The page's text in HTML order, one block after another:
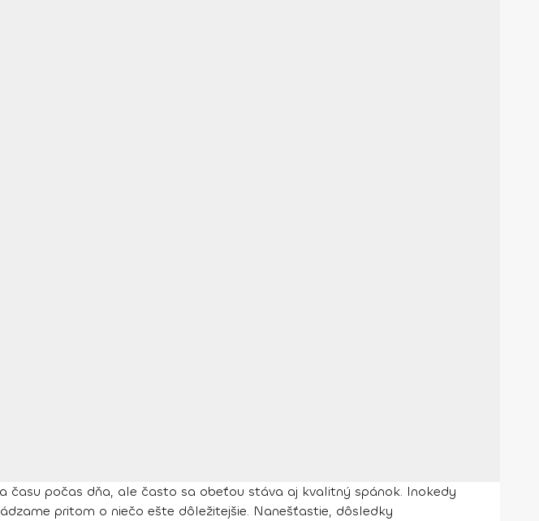
počas dňa, ale často sa obeťou stáva aj kvalitný spánok. Inokedy
pritom o niečo ešte dôležitejšie. Nanešťastie, dôsledky